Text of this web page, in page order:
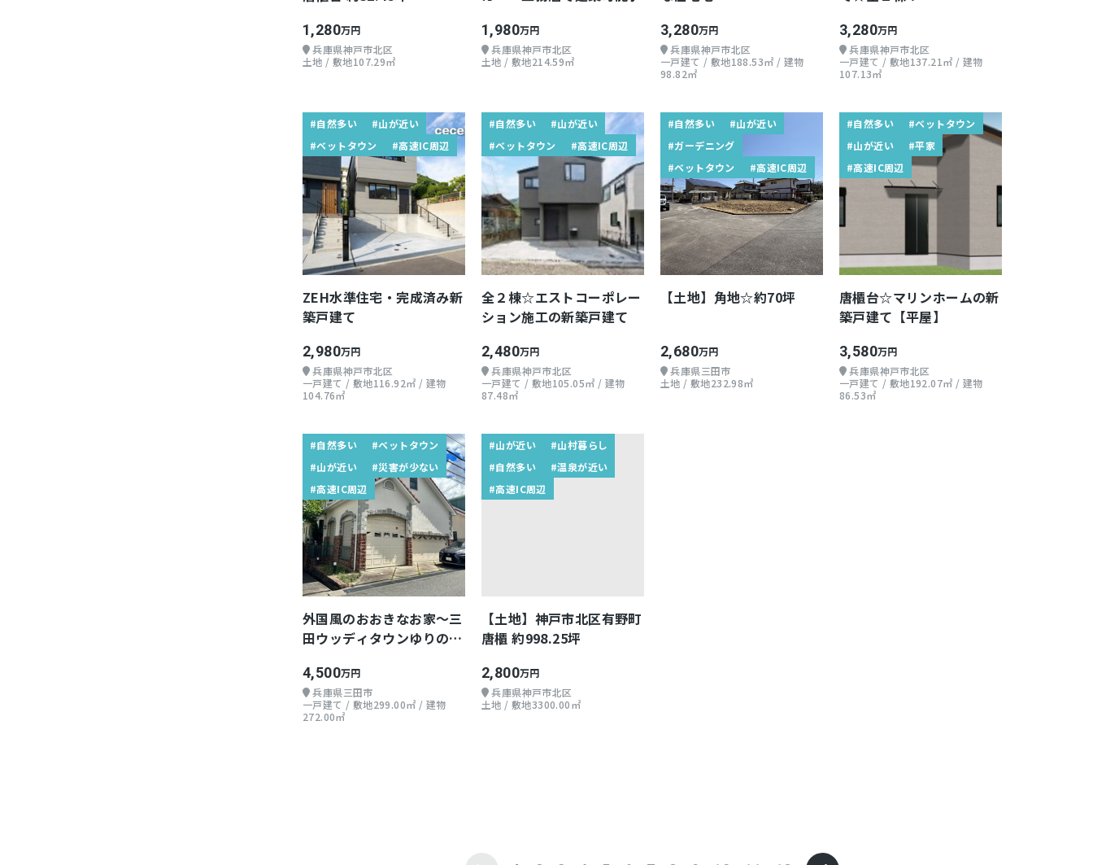
1,280万円
兵庫県神戸市北区
土地 / 敷地107.29㎡
1,980万円
兵庫県神戸市北区
土地 / 敷地214.59㎡
3,280万円
兵庫県神戸市北区
一戸建て / 敷地188.53㎡ / 建物
98.82㎡
3,280万円
兵庫県神戸市北区
一戸建て / 敷地137.21㎡ / 建物
107.13㎡
#自然多い
#山が近い
#ベットタウン
#高速IC周辺
ZEH水準住宅・完成済み新
築戸建て
2,980万円
兵庫県神戸市北区
一戸建て / 敷地116.92㎡ / 建物
104.76㎡
#自然多い
#山が近い
#ベットタウン
#高速IC周辺
全２棟☆エストコーポレー
ション施工の新築戸建て
2,480万円
兵庫県神戸市北区
一戸建て / 敷地105.05㎡ / 建物
87.48㎡
#自然多い
#山が近い
#ガーデニング
#ベットタウン
#高速IC周辺
【土地】角地☆約70坪
2,680万円
兵庫県三田市
土地 / 敷地232.98㎡
#自然多い
#ベットタウン
#山が近い
#平家
#高速IC周辺
唐櫃台☆マリンホームの新
築戸建て【平屋】
3,580万円
兵庫県神戸市北区
一戸建て / 敷地192.07㎡ / 建物
86.53㎡
#自然多い
#ベットタウン
#山が近い
#災害が少ない
#高速IC周辺
外国風のおおきなお家～三
田ウッディタウンゆりのき
4,500万円
兵庫県三田市
一戸建て / 敷地299.00㎡ / 建物
272.00㎡
#山が近い
#山村暮らし
#自然多い
#温泉が近い
#高速IC周辺
【土地】神戸市北区有野町
唐櫃 約998.25坪
2,800万円
兵庫県神戸市北区
土地 / 敷地3300.00㎡